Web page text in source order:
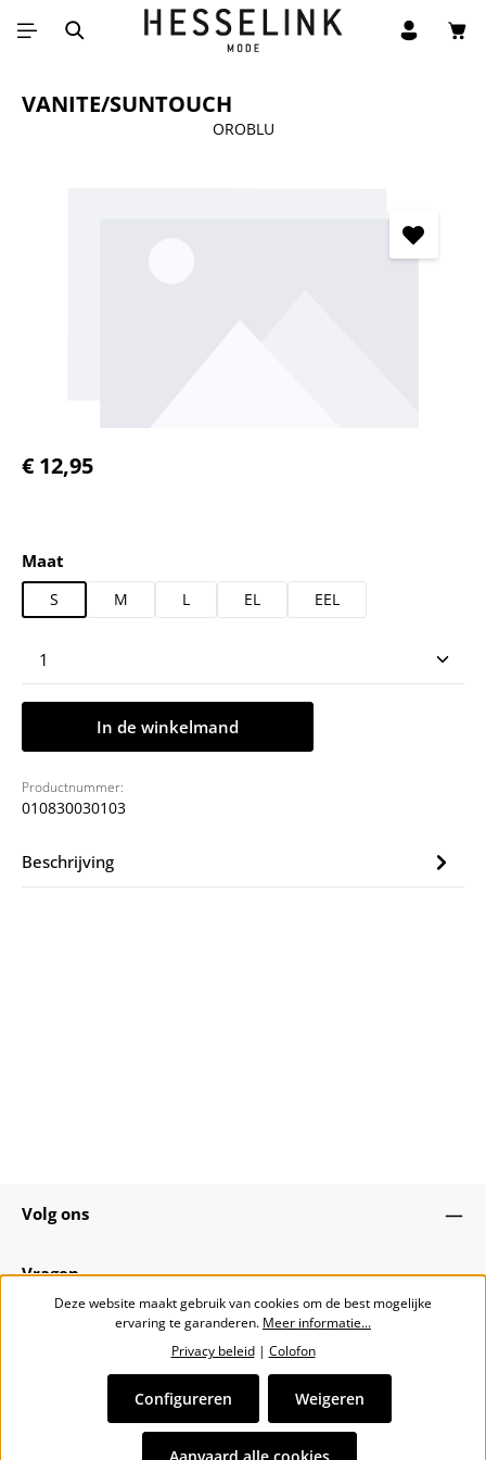
Ga naar de hoofdinhoud
VANITE/SUNTOUCH
OROBLU
Normale prijs:
€ 12,95
Selecteer
Maat
S M L EL EEL
Producthoeveelheid: Voer de gewenste
In de winkelmand
Productnummer:
010830030103
Beschrijving
Volg ons
Vragen
Alle prijzen incl. btw plusverzendkosten
Deze website maakt gebruik van cookies om de best mogelijke
ervaring te garanderen. Meer informatie...
Privacy beleid| Colofon
Weigeren
Configureren